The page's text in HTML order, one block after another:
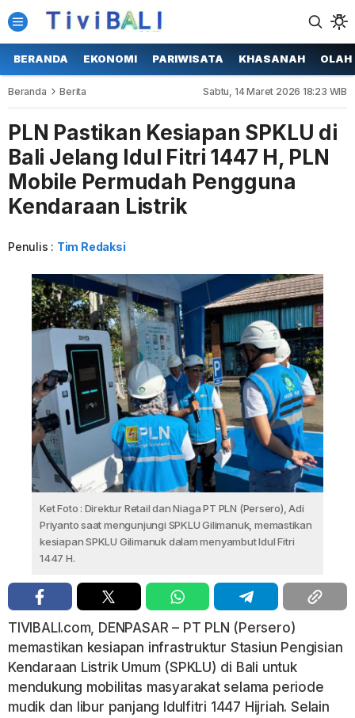
BERANDA EKONOMI PARIWISATA KHASANAH OLAH
Beranda Berita Sabtu, 14 Maret 2026 18:23 WIB
PLN Pastikan Kesiapan SPKLU di
Bali Jelang Idul Fitri 1447 H, PLN
Mobile Permudah Pengguna
Kendaraan Listrik
Penulis : Tim Redaksi
Ket Foto : Direktur Retail dan Niaga PT PLN (Persero), Adi
Priyanto saat mengunjungi SPKLU Gilimanuk, memastikan
kesiapan SPKLU Gilimanuk dalam menyambut Idul Fitri
1447 H.
TIVIBALI.com, DENPASAR – PT PLN (Persero)
memastikan kesiapan infrastruktur Stasiun Pengisian
Kendaraan Listrik Umum (SPKLU) di Bali untuk
mendukung mobilitas masyarakat selama periode
mudik dan libur panjang Idulfitri 1447 Hijriah. Selain